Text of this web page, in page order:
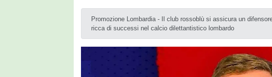
Promozione Lombardia - Il club rossoblù si assicura un
ricca di successi nel calcio dilettantistico lombardo